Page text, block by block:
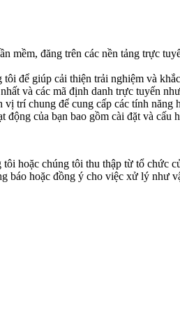
đăng trên các nền tảng trực
để giúp cải thiện trải nghiệm và
và các mã định danh trực tuyến
trí chung để cung cấp các tính
của bạn bao gồm cài đặt và
hoặc chúng tôi thu thập từ tổ chức
hoặc đồng ý cho việc xử lý như